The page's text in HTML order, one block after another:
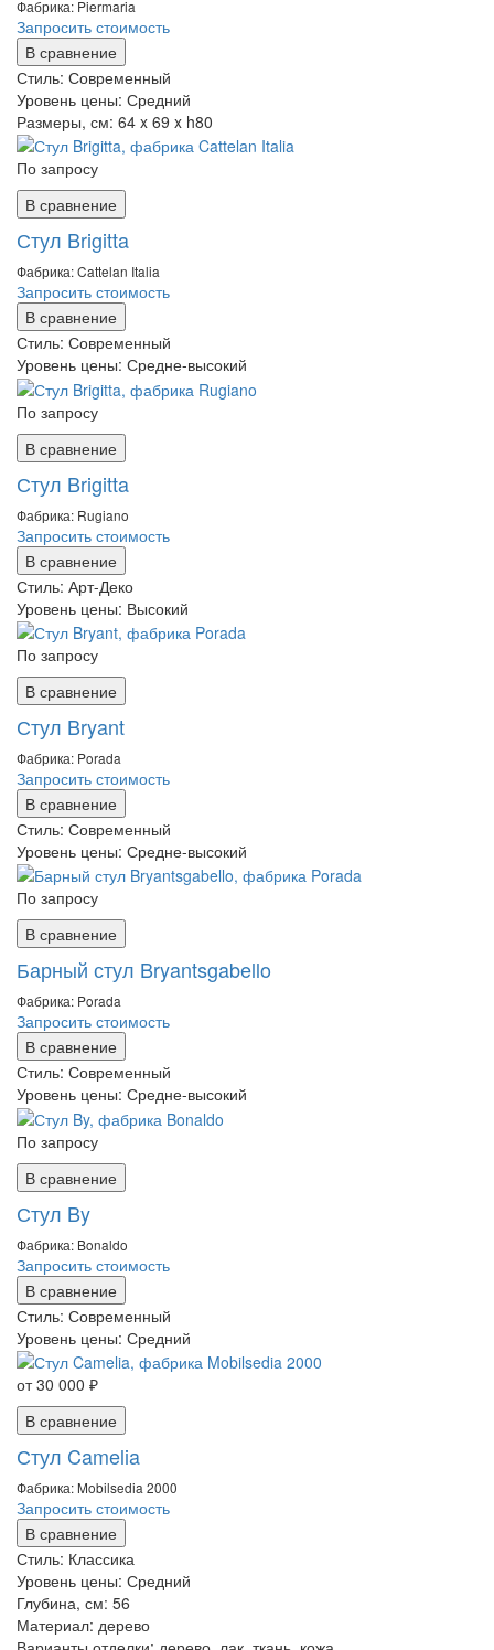
Фабрика: Piermaria
Запросить стоимость
В сравнение
Стиль: Современный
Уровень цены: Средний
Размеры, см: 64 x 69 x h80
По запросу
В сравнение
Стул Brigitta
Фабрика: Cattelan Italia
Запросить стоимость
В сравнение
Стиль: Современный
Уровень цены: Средне-высокий
По запросу
В сравнение
Стул Brigitta
Фабрика: Rugiano
Запросить стоимость
В сравнение
Стиль: Арт-Деко
Уровень цены: Высокий
По запросу
В сравнение
Стул Bryant
Фабрика: Porada
Запросить стоимость
В сравнение
Стиль: Современный
Уровень цены: Средне-высокий
По запросу
В сравнение
Барный стул Bryantsgabello
Фабрика: Porada
Запросить стоимость
В сравнение
Стиль: Современный
Уровень цены: Средне-высокий
По запросу
В сравнение
Стул By
Фабрика: Bonaldo
Запросить стоимость
В сравнение
Стиль: Современный
Уровень цены: Средний
от 30 000 ₽
В сравнение
Стул Camelia
Фабрика: Mobilsedia 2000
Запросить стоимость
В сравнение
Стиль: Классика
Уровень цены: Средний
Глубина, см: 56
Материал: дерево